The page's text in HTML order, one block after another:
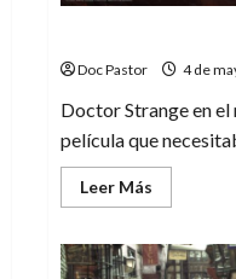
Doc Pastor 4 de
Doctor Strange en
película que
Leer Más
más
Doctor
Strange